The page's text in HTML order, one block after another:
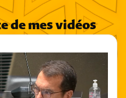
de mes vidéos